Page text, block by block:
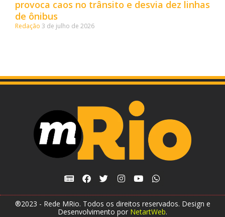
provoca caos no trânsito e desvia dez linhas
de ônibus
Redação 3 de julho de 2026
®2023 - Rede MRio. Todos os direitos reservados. Design e
Desenvolvimento por NetartWeb.